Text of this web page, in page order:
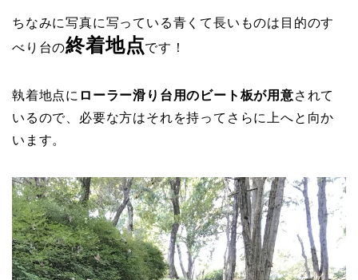
ちなみに写真に写っている青くて長いものは目的のす
べり台の終着地点です！
執着地点に ローラー滑り台用のビート板が用意されて
いるので、必要な方はそれを持ってさらに上へと向か
います。